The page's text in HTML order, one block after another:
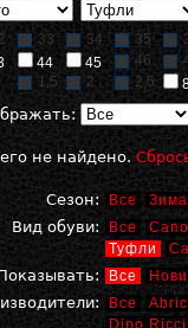
33 34 35
44 45 46
1,5 2 2,5
не найдено.
Сезон: Все Зима
Вид обуви: Все
Туфли
Все
Все
Dino Ricci